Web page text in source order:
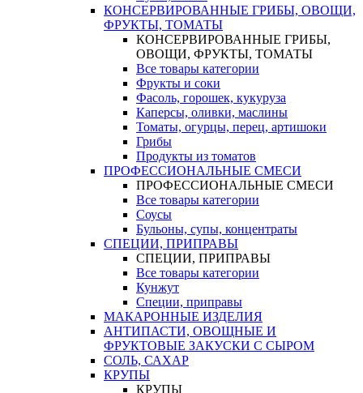
КОНСЕРВИРОВАННЫЕ ГРИБЫ, ОВОЩИ,
ФРУКТЫ, ТОМАТЫ
КОНСЕРВИРОВАННЫЕ ГРИБЫ,
ОВОЩИ, ФРУКТЫ, ТОМАТЫ
Все товары категории
Фрукты и соки
Фасоль, горошек, кукуруза
Каперсы, оливки, маслины
Томаты, огурцы, перец, артишоки
Грибы
Продукты из томатов
ПРОФЕССИОНАЛЬНЫЕ СМЕСИ
ПРОФЕССИОНАЛЬНЫЕ СМЕСИ
Все товары категории
Соусы
Бульоны, супы, концентраты
СПЕЦИИ, ПРИПРАВЫ
СПЕЦИИ, ПРИПРАВЫ
Все товары категории
Кунжут
Специи, приправы
МАКАРОННЫЕ ИЗДЕЛИЯ
АНТИПАСТИ, ОВОЩНЫЕ И
ФРУКТОВЫЕ ЗАКУСКИ С СЫРОМ
СОЛЬ, САХАР
КРУПЫ
КРУПЫ